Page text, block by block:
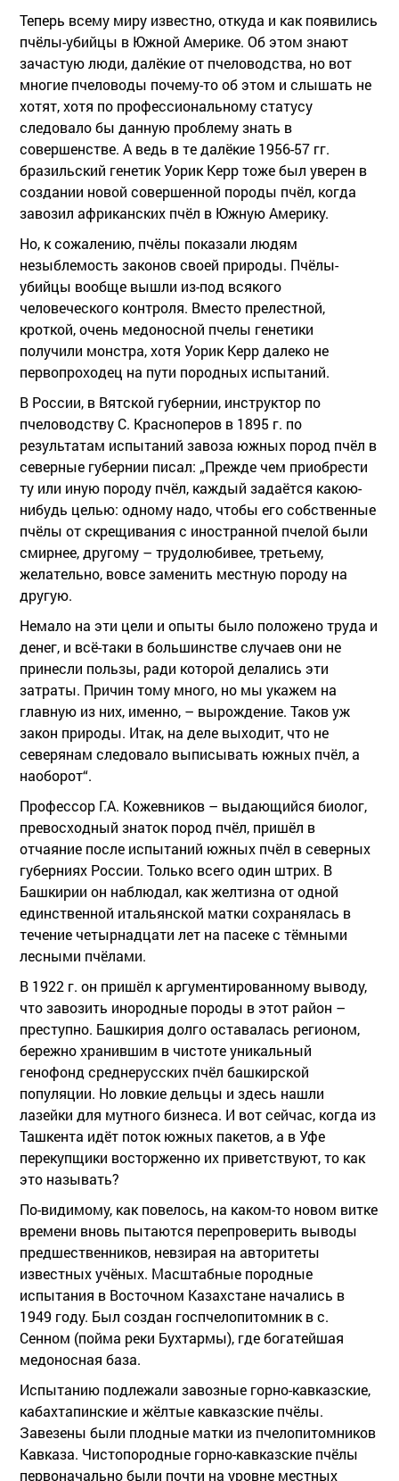
Теперь всему миру известно, откуда и как появились
пчёлы-убийцы в Южной Америке. Об этом знают
зачастую люди, далёкие от пчеловодства, но вот
многие пчеловоды почему-то об этом и слышать не
хотят, хотя по профессиональному статусу
следовало бы данную проблему знать в
совершенстве. А ведь в те далёкие 1956-57 гг.
бразильский генетик Уорик Керр тоже был уверен в
создании новой совершенной породы пчёл, когда
завозил африканских пчёл в Южную Америку.
Но, к сожалению, пчёлы показали людям
незыблемость законов своей природы. Пчёлы-
убийцы вообще вышли из-под всякого
человеческого контроля. Вместо прелестной,
кроткой, очень медоносной пчелы генетики
получили монстра, хотя Уорик Керр далеко не
первопроходец на пути породных испытаний.
В России, в Вятской губернии, инструктор по
пчеловодству С. Красноперов в 1895 г. по
результатам испытаний завоза южных пород пчёл в
северные губернии писал: „Прежде чем приобрести
ту или иную породу пчёл, каждый задаётся какою-
нибудь целью: одному надо, чтобы его собственные
пчёлы от скрещивания с иностранной пчелой были
смирнее, другому – трудолюбивее, третьему,
желательно, вовсе заменить местную породу на
другую.
Немало на эти цели и опыты было положено труда и
денег, и всё-таки в большинстве случаев они не
принесли пользы, ради которой делались эти
затраты. Причин тому много, но мы укажем на
главную из них, именно, – вырождение. Таков уж
закон природы. Итак, на деле выходит, что не
северянам следовало выписывать южных пчёл, а
наоборот“.
Профессор Г.А. Кожевников – выдающийся биолог,
превосходный знаток пород пчёл, пришёл в
отчаяние после испытаний южных пчёл в северных
губерниях России. Только всего один штрих. В
Башкирии он наблюдал, как желтизна от одной
единственной итальянской матки сохранялась в
течение четырнадцати лет на пасеке с тёмными
лесными пчёлами.
В 1922 г. он пришёл к аргументированному выводу,
что завозить инородные породы в этот район –
преступно. Башкирия долго оставалась регионом,
бережно хранившим в чистоте уникальный
генофонд среднерусских пчёл башкирской
популяции. Но ловкие дельцы и здесь нашли
лазейки для мутного бизнеса. И вот сейчас, когда из
Ташкента идёт поток южных пакетов, а в Уфе
перекупщики восторженно их приветствуют, то как
это называть?
По-видимому, как повелось, на каком-то новом витке
времени вновь пытаются перепроверить выводы
предшественников, невзирая на авторитеты
известных учёных. Масштабные породные
испытания в Восточном Казахстане начались в
1949 году. Был создан госпчелопитомник в с.
Сенном (пойма реки Бухтармы), где богатейшая
медоносная база.
Испытанию подлежали завозные горно-кавказские,
кабахтапинские и жёлтые кавказские пчёлы.
Завезены были плодные матки из пчелопитомников
Кавказа. Чистопородные горно-кавказские пчёлы
первоначально были почти на уровне местных